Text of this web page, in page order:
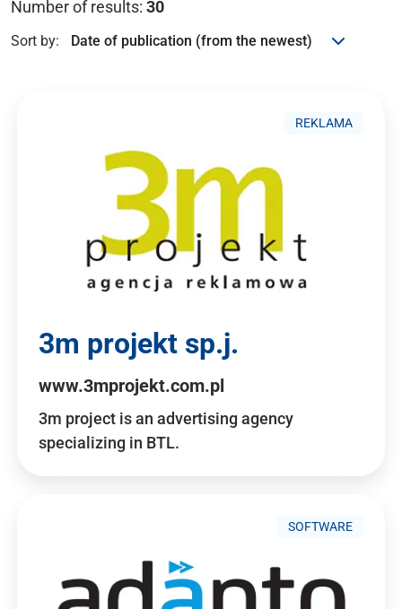
Number of results: 30
Sort by:
REKLAMA
3m projekt sp.j.
www.3mprojekt.com.pl
3m project is an advertising agency
specializing in BTL.
SOFTWARE